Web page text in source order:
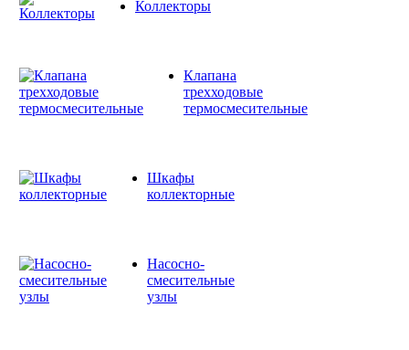
Коллекторы
Клапана
трехходовые
термосмесительные
Шкафы
коллекторные
Насосно-
смесительные
узлы